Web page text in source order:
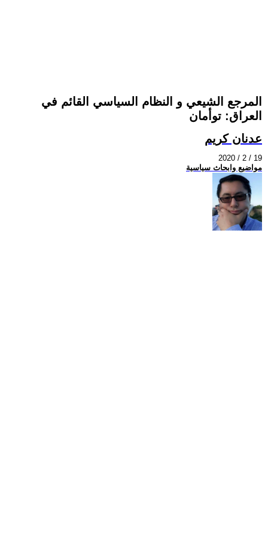
المرجع الشیعي و النظام السیاسي القائم في
العراق: توأمان
عدنان كريم
2020 / 2 / 19
مواضيع وابحاث سياسية